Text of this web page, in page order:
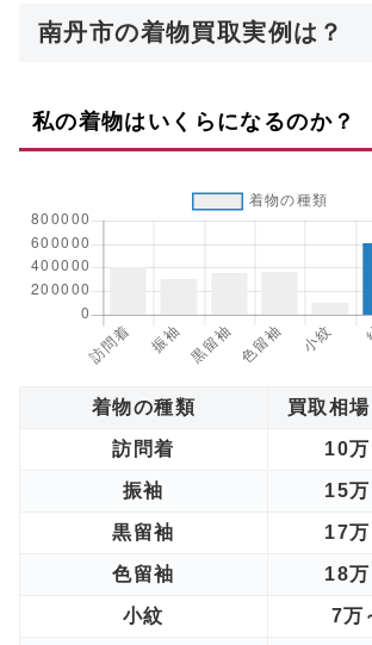
南丹市の着物買取実例は？
私の着物はいくらになるのか？
着物の種類 買取相場
訪問着 10
振袖 15
黒留袖 17
色留袖 18
小紋 7万